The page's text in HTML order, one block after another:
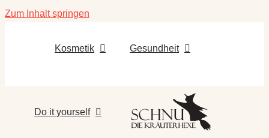
Zum Inhalt springen
Kosmetik Gesundheit
Do it yourself